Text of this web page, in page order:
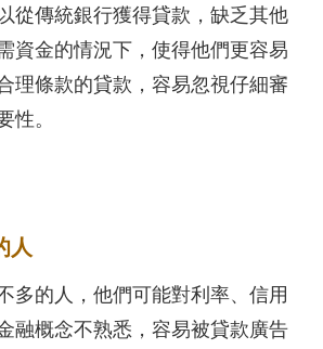
從傳統銀行獲得貸款，缺乏其他
資金的情況下，使得他們更容易
理條款的貸款，容易忽視仔細審
。
人
多的人，他們可能對利率、信用
融概念不熟悉，容易被貸款廣告